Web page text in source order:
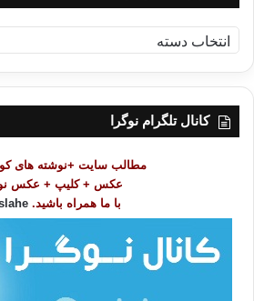
ه
ر
کانال تلگرام نوگرا
مطالب سایت +نوشته های
عکس + کلیپ + عکس
با ما همراه باشید.